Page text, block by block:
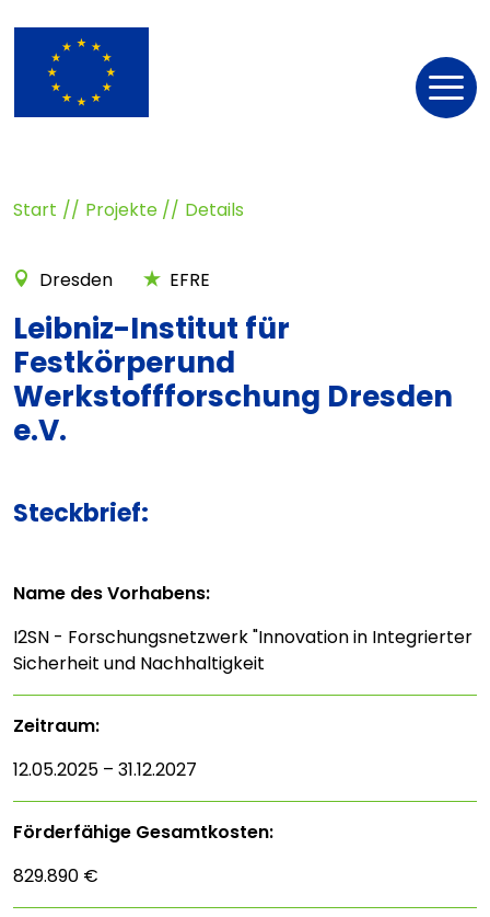
Start Projekte Details
Dresden EFRE
Leibniz-Institut für
Festkörperund
Werkstoffforschung Dresden
e.V.
Steckbrief:
Name des Vorhabens:
I2SN - Forschungsnetzwerk "Innovation in Integrierter
Sicherheit und Nachhaltigkeit
Zeitraum:
12.05.2025 – 31.12.2027
Förderfähige Gesamtkosten:
829.890 €